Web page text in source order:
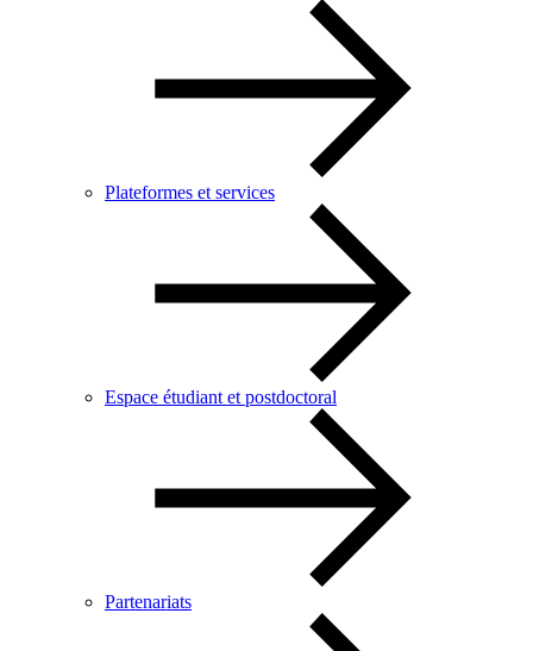
Plateformes et services
Espace étudiant et postdoctoral
Partenariats